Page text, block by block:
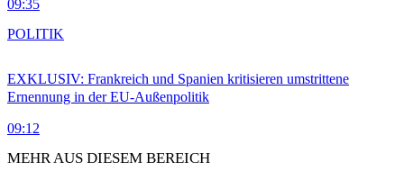
09:35
EXKLUSIV: Frankreich und Spanien kritisieren umstrittene
Ernennung in der EU-Außenpolitik
09:12
POLITIK
MEHR AUS DIESEM BEREICH